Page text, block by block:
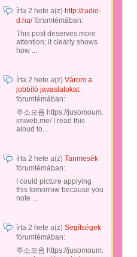
írta 2 hete a(z) http://radio-
d.hu/fórumtémában:
This post deserves more
attention; it clearly shows
how ...
írta 2 hete a(z) Várom a
jobbító javaslatokat.
fórumtémában:
주소모음 https://jusomoum.
imweb.me/ I read this
aloud to...
írta 2 hete a(z) Tanmesék
fórumtémában:
I could picture applying
this tomorrow because you
note ...
írta 2 hete a(z) Segítségek
fórumtémában:
주소모음 https://jusomoum.